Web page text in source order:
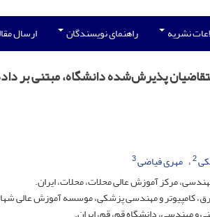
نشریه راهنمای نویسندگان ارسال
پذیرش‌شده دانشگاه، مبتنی بر
2 مهری فیاضی3
مرکز آموزش عالی محلات، محلات، ایران.
کامپیوتر و مهندسی پزشکی، موسسه آموزش عالی